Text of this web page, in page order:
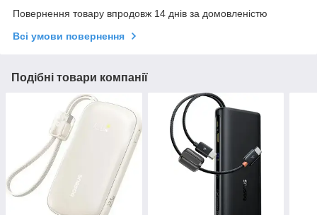
Повернення товару впродовж 14 днів за домовленістю
Всі умови повернення
Подібні товари компанії